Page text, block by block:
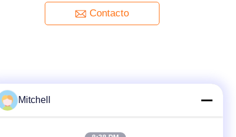
Contacto
Mitchell